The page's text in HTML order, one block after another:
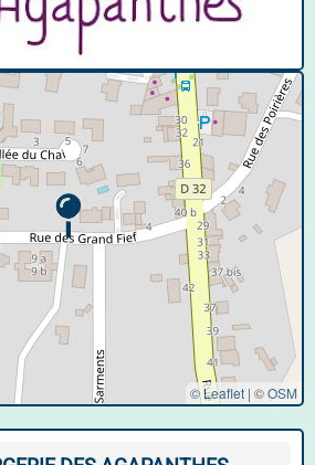
© Leaflet | ©OSM